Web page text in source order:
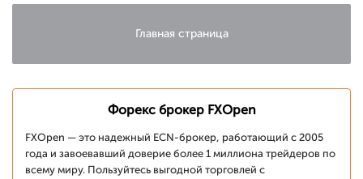
Главная страница
Форекс брокер FXOpen
FXOpen — это надежный ECN-брокер, работающий с 2005
года и завоевавший доверие более 1 миллиона трейдеров по
всему миру. Пользуйтесь выгодной торговлей с